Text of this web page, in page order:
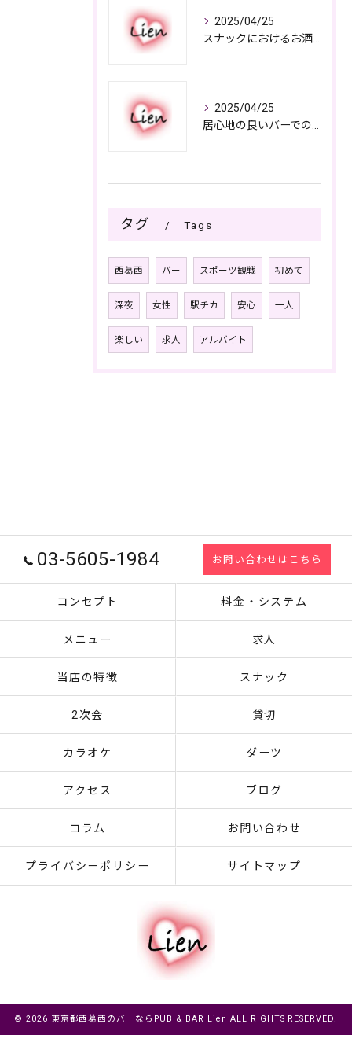
2025/04/25
2025/04/25
タグ Tags
西葛西 バー スポーツ観戦 初めて
深夜 女性 駅チカ 安心 一人
楽しい 求人 アルバイト
03-5605-1984 お問い合わせはこちら
コンセプト 料金・システム
メニュー 求人
当店の特徴 スナック
2次会 貸切
カラオケ ダーツ
アクセス ブログ
コラム お問い合わせ
プライバシーポリシー サイトマップ
© 2026 東京都西葛西のバーならPUB & BAR Lien ALL RIGHTS RESERVED.